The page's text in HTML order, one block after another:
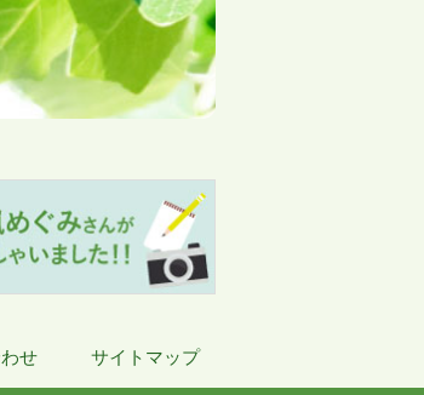
せ サイトマップ